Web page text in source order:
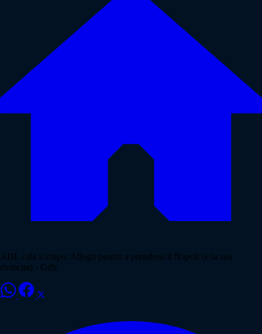
ADL cala il colpo: Allegri pronto a prendersi il Napoli (e la sua
rivincita) - GdS